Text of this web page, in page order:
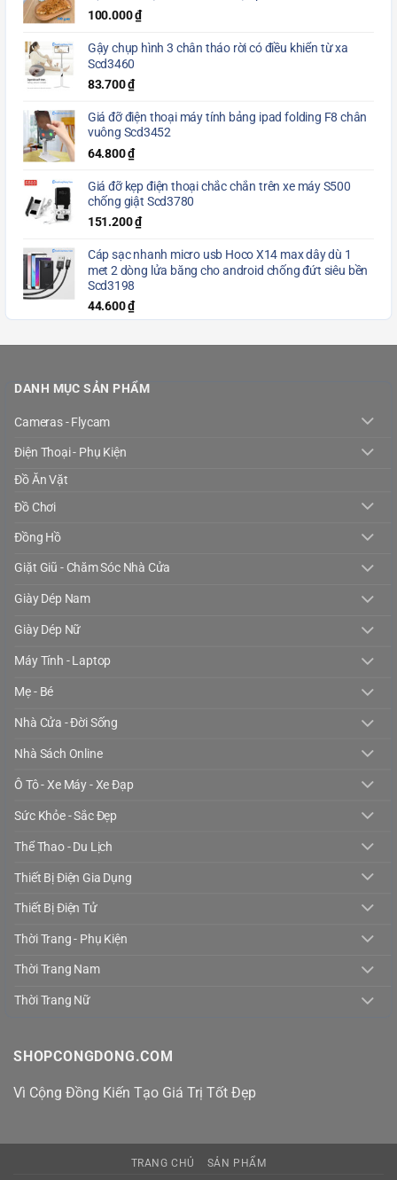
100.000₫
Gậy chụp hình 3 chân tháo rời có điều khiển từ xa
Scd3460
83.700₫
Giá đỡ điện thoại máy tính bảng ipad folding F8 chân
vuông Scd3452
64.800₫
Giá đỡ kẹp điện thoại chắc chắn trên xe máy S500
chống giật Scd3780
151.200₫
Cáp sạc nhanh micro usb Hoco X14 max dây dù 1
met 2 dòng lửa băng cho android chống đứt siêu bền
Scd3198
44.600₫
DANH MỤC SẢN PHẨM
Cameras - Flycam
Điện Thoại - Phụ Kiện
Đồ Ăn Vặt
Đồ Chơi
Đồng Hồ
Giặt Giũ - Chăm Sóc Nhà Cửa
Giày Dép Nam
Giày Dép Nữ
Máy Tính - Laptop
Mẹ - Bé
Nhà Cửa - Đời Sống
Nhà Sách Online
Ô Tô - Xe Máy - Xe Đạp
Sức Khỏe - Sắc Đẹp
Thể Thao - Du Lịch
Thiết Bị Điện Gia Dụng
Thiết Bị Điện Tử
Thời Trang - Phụ Kiện
Thời Trang Nam
Thời Trang Nữ
SHOPCONGDONG.COM
Vì Cộng Đồng Kiến Tạo Giá Trị Tốt Đẹp
TRANG CHỦ SẢN PHẨM